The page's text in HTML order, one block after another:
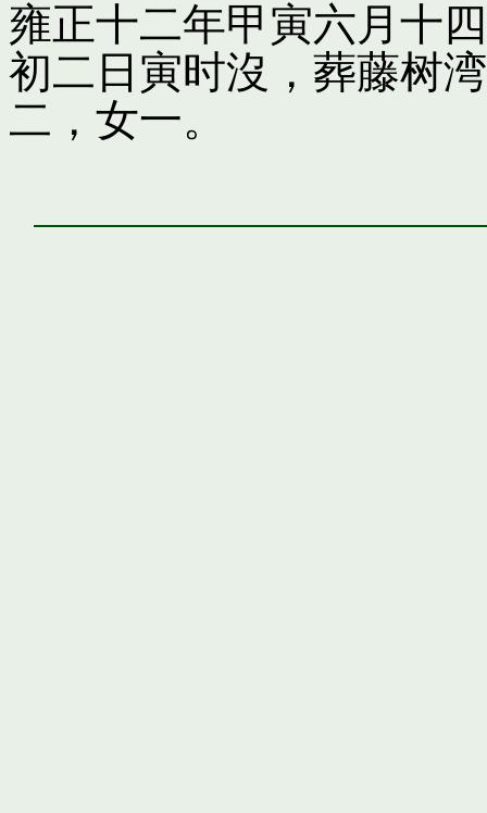
雍正十二年甲寅六月十
初二日寅时沒，葬藤树
二，女一。